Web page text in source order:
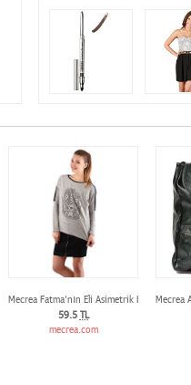
Oxford Loafer
Mecrea Fatma'nın Eli Asimetrik Kesim
59.5 TL
mecrea.com
Mecrea